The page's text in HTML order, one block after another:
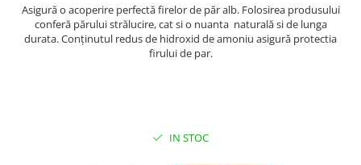
Bureti de baie
Accesorii ingrijire corp
Machiaj
Asigură o acoperire perfectă firelor de păr alb. Folosirea produsului
conferă părului strălucire, cat si o nuanta naturală si de lunga
durata. Conţinutul redus de hidroxid de amoniu asigură protectia
firului de par.
IN STOC